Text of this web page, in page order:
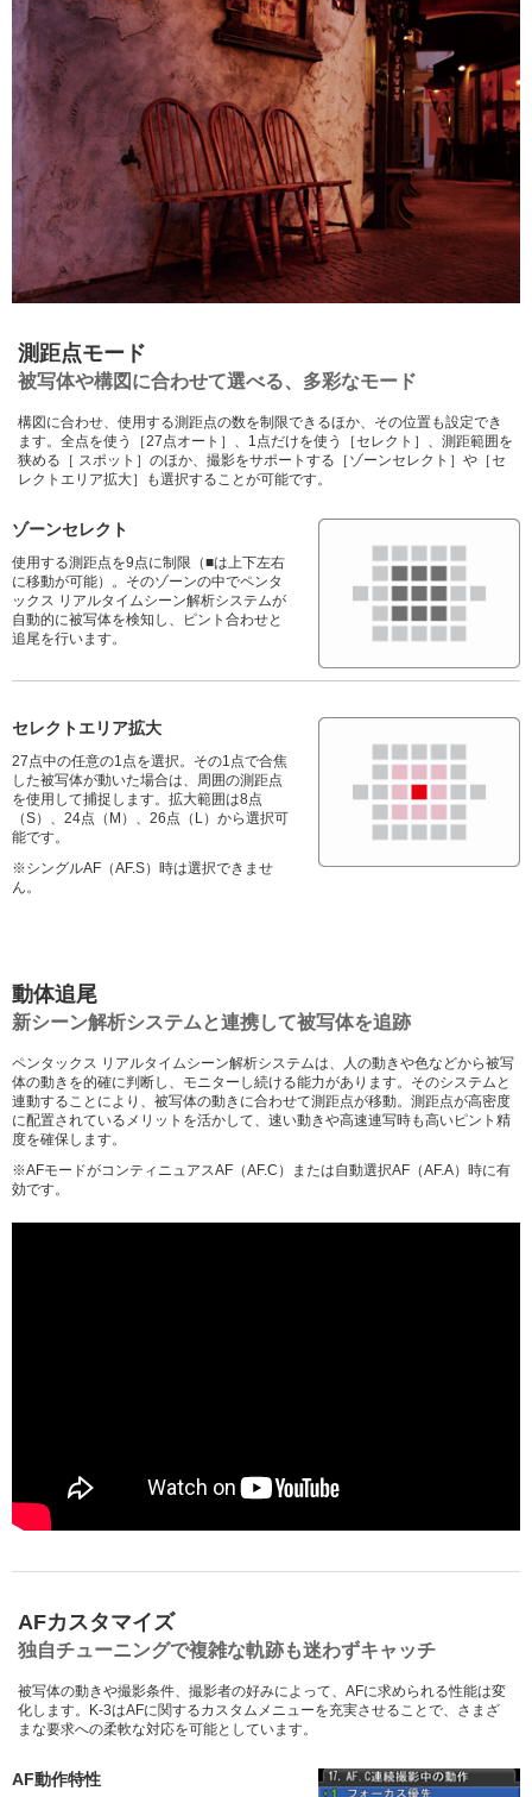
測距点モード
被写体や構図に合わせて選べる、多彩なモード
構図に合わせ、使用する測距点の数を制限できるほか、その位置も設定でき
ます。全点を使う［27点オート］、1点だけを使う［セレクト］、測距範囲を
狭める［ スポット］のほか、撮影をサポートする［ゾーンセレクト］や［セ
レクトエリア拡大］も選択することが可能です。
ゾーンセレクト
使用する測距点を9点に制限（■は上下左右
に移動が可能）。そのゾーンの中でペンタ
ックス リアルタイムシーン解析システムが
自動的に被写体を検知し、ピント合わせと
追尾を行います。
セレクトエリア拡大
27点中の任意の1点を選択。その1点で合焦
した被写体が動いた場合は、周囲の測距点
を使用して捕捉します。拡大範囲は8点
（S）、24点（M）、26点（L）から選択可
能です。
※シングルAF（AF.S）時は選択できませ
ん。
動体追尾
新シーン解析システムと連携して被写体を追跡
ペンタックス リアルタイムシーン解析システムは、人の動きや色などから被写
体の動きを的確に判断し、モニターし続ける能力があります。そのシステムと
連動することにより、被写体の動きに合わせて測距点が移動。測距点が高密度
に配置されているメリットを活かして、速い動きや高速連写時も高いピント精
度を確保します。
※AFモードがコンティニュアスAF（AF.C）または自動選択AF（AF.A）時に有
効です。
AFカスタマイズ
独自チューニングで複雑な軌跡も迷わずキャッチ
被写体の動きや撮影条件、撮影者の好みによって、AFに求められる性能は変
化します。K-3はAFに関するカスタムメニューを充実させることで、さまざ
まな要求への柔軟な対応を可能としています。
AF動作特性